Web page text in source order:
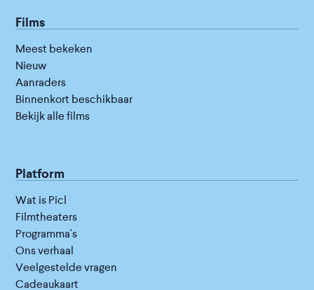
Films
Meest bekeken
Nieuw
Aanraders
Binnenkort beschikbaar
Bekijk alle films
Platform
Wat is Picl
Filmtheaters
Programma's
Ons verhaal
Veelgestelde vragen
Cadeaukaart